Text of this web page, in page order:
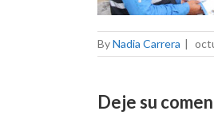
ByNadia Carrera |
Deje su